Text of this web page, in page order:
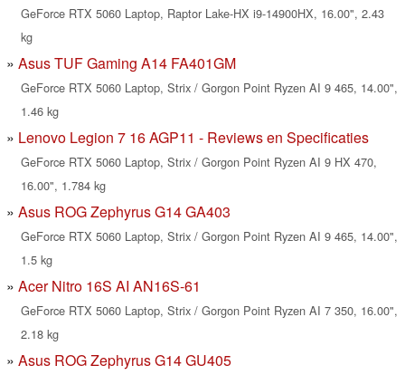
GeForce RTX 5060 Laptop, Raptor Lake-HX i9-14900HX, 16.00", 2.43
kg
Asus TUF Gaming A14 FA401GM
GeForce RTX 5060 Laptop, Strix / Gorgon Point Ryzen AI 9 465, 14.00",
1.46 kg
Lenovo Legion 7 16 AGP11 - Reviews en Specificaties
GeForce RTX 5060 Laptop, Strix / Gorgon Point Ryzen AI 9 HX 470,
16.00", 1.784 kg
Asus ROG Zephyrus G14 GA403
GeForce RTX 5060 Laptop, Strix / Gorgon Point Ryzen AI 9 465, 14.00",
1.5 kg
Acer Nitro 16S AI AN16S-61
GeForce RTX 5060 Laptop, Strix / Gorgon Point Ryzen AI 7 350, 16.00",
2.18 kg
Asus ROG Zephyrus G14 GU405